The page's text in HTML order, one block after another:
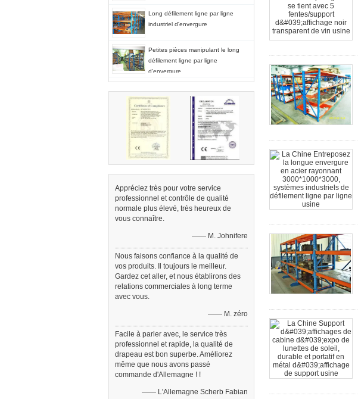
Long défilement ligne par ligne
industriel d'envergure
Petites pièces manipulant le long
défilement ligne par ligne
d'envergure
Appréciez très pour votre service
professionnel et contrôle de qualité
normale plus élevé, très heureux de
vous connaître.
—— M. Johnifere
Nous faisons confiance à la qualité de
vos produits. Il toujours le meilleur.
Gardez cet aller, et nous établirons des
relations commerciales à long terme
avec vous.
—— M. zéro
Facile à parler avec, le service très
professionnel et rapide, la qualité de
drapeau est bon superbe. Améliorez
même que nous avons passé
commande d'Allemagne ! !
—— L'Allemagne Scherb Fabian